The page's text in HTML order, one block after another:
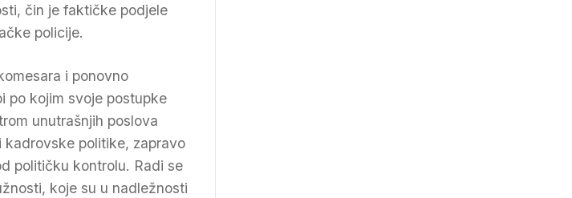
čin je faktičke podjele
policije.
i ponovno
po kojim svoje postupke
unutrašnjih poslova
politike, zapravo
političku kontrolu. Radi se
koje su u nadležnosti